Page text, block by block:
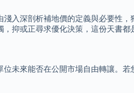
入深剖析補地價的定義與必要性
抑或正尋求優化決策，這份天書都
未來能否在公開市場自由轉讓。